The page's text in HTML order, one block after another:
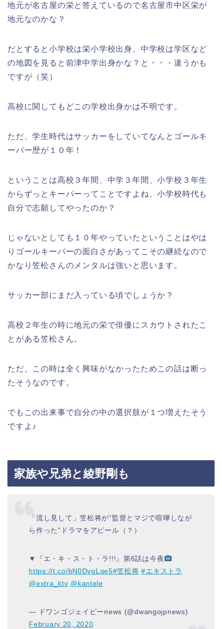
地元が名古屋の栄と答えているので名古屋市中区栄が
地元なのかな？
だとすると 小学校は栄小学校出身、中学校は学区など
の地図を見ると 前津中学出身かな？と・・・違うかも
ですが（笑）
高校に関してもどこの学校出身かは不明です。
ただ、学生時代はサッカーをしていてなんと ゴールキ
ーパー歴が１０年 ！
ということは高校３年間、中学３年間、小学校３年生
からずっとキーパーってことですよね、小学校時代も
自分で志願してやったのか？
じゃないとしても１０年やっていたということはやは
りゴールキーパーの面白さがあってこその継続なので
かなり笠松さんのメンタルは強いと思います。
サッカー部にまだ入っている頃でしょうか？
高校２年生の時に地元の栄で俳優にスカウトされたこ
とがある笠松さん。
ただ、この時は全く興味がなかったためこの話は断っ
たそうなのです。
でもこの出来事で自分の中の選択肢が１つ増えたそう
ですよ♪
家族や兄弟と綾野剛も
「流し見して」笠松将が“監督とマジで喧嘩しなが
ら作った”ドラマをアピール（？）
▼『エ・キ・ス・ト・ラ!!!』第6話は今夜
https://t.co/bN0DvgLqe5#笠松将 #エキストラ
@extra_ktv @kantele
— ドワンゴジェイピーnews (@dwangojpnews)
February 20, 2020